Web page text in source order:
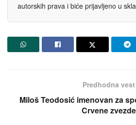
autorskih prava i biće prijavljeno u
Predhodna vest
Miloš Teodosić imenovan za
Crvene zvezde